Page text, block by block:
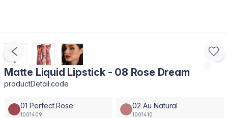
Matte Liquid Lipstick - 08 Rose Dream
productDetail.code
01 Perfect Rose
1001409
02 Au Natural
1001410